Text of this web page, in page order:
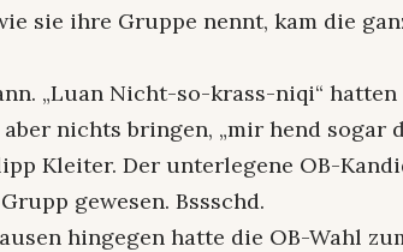
sie ihre Gruppe nennt, kam die
„Luan Nicht-so-krass-niqi“ hatten
nichts bringen, „mir hend sogar
Kleiter. Der unterlegene OB-
gewesen. Bssschd.
hingegen hatte die OB-Wahl